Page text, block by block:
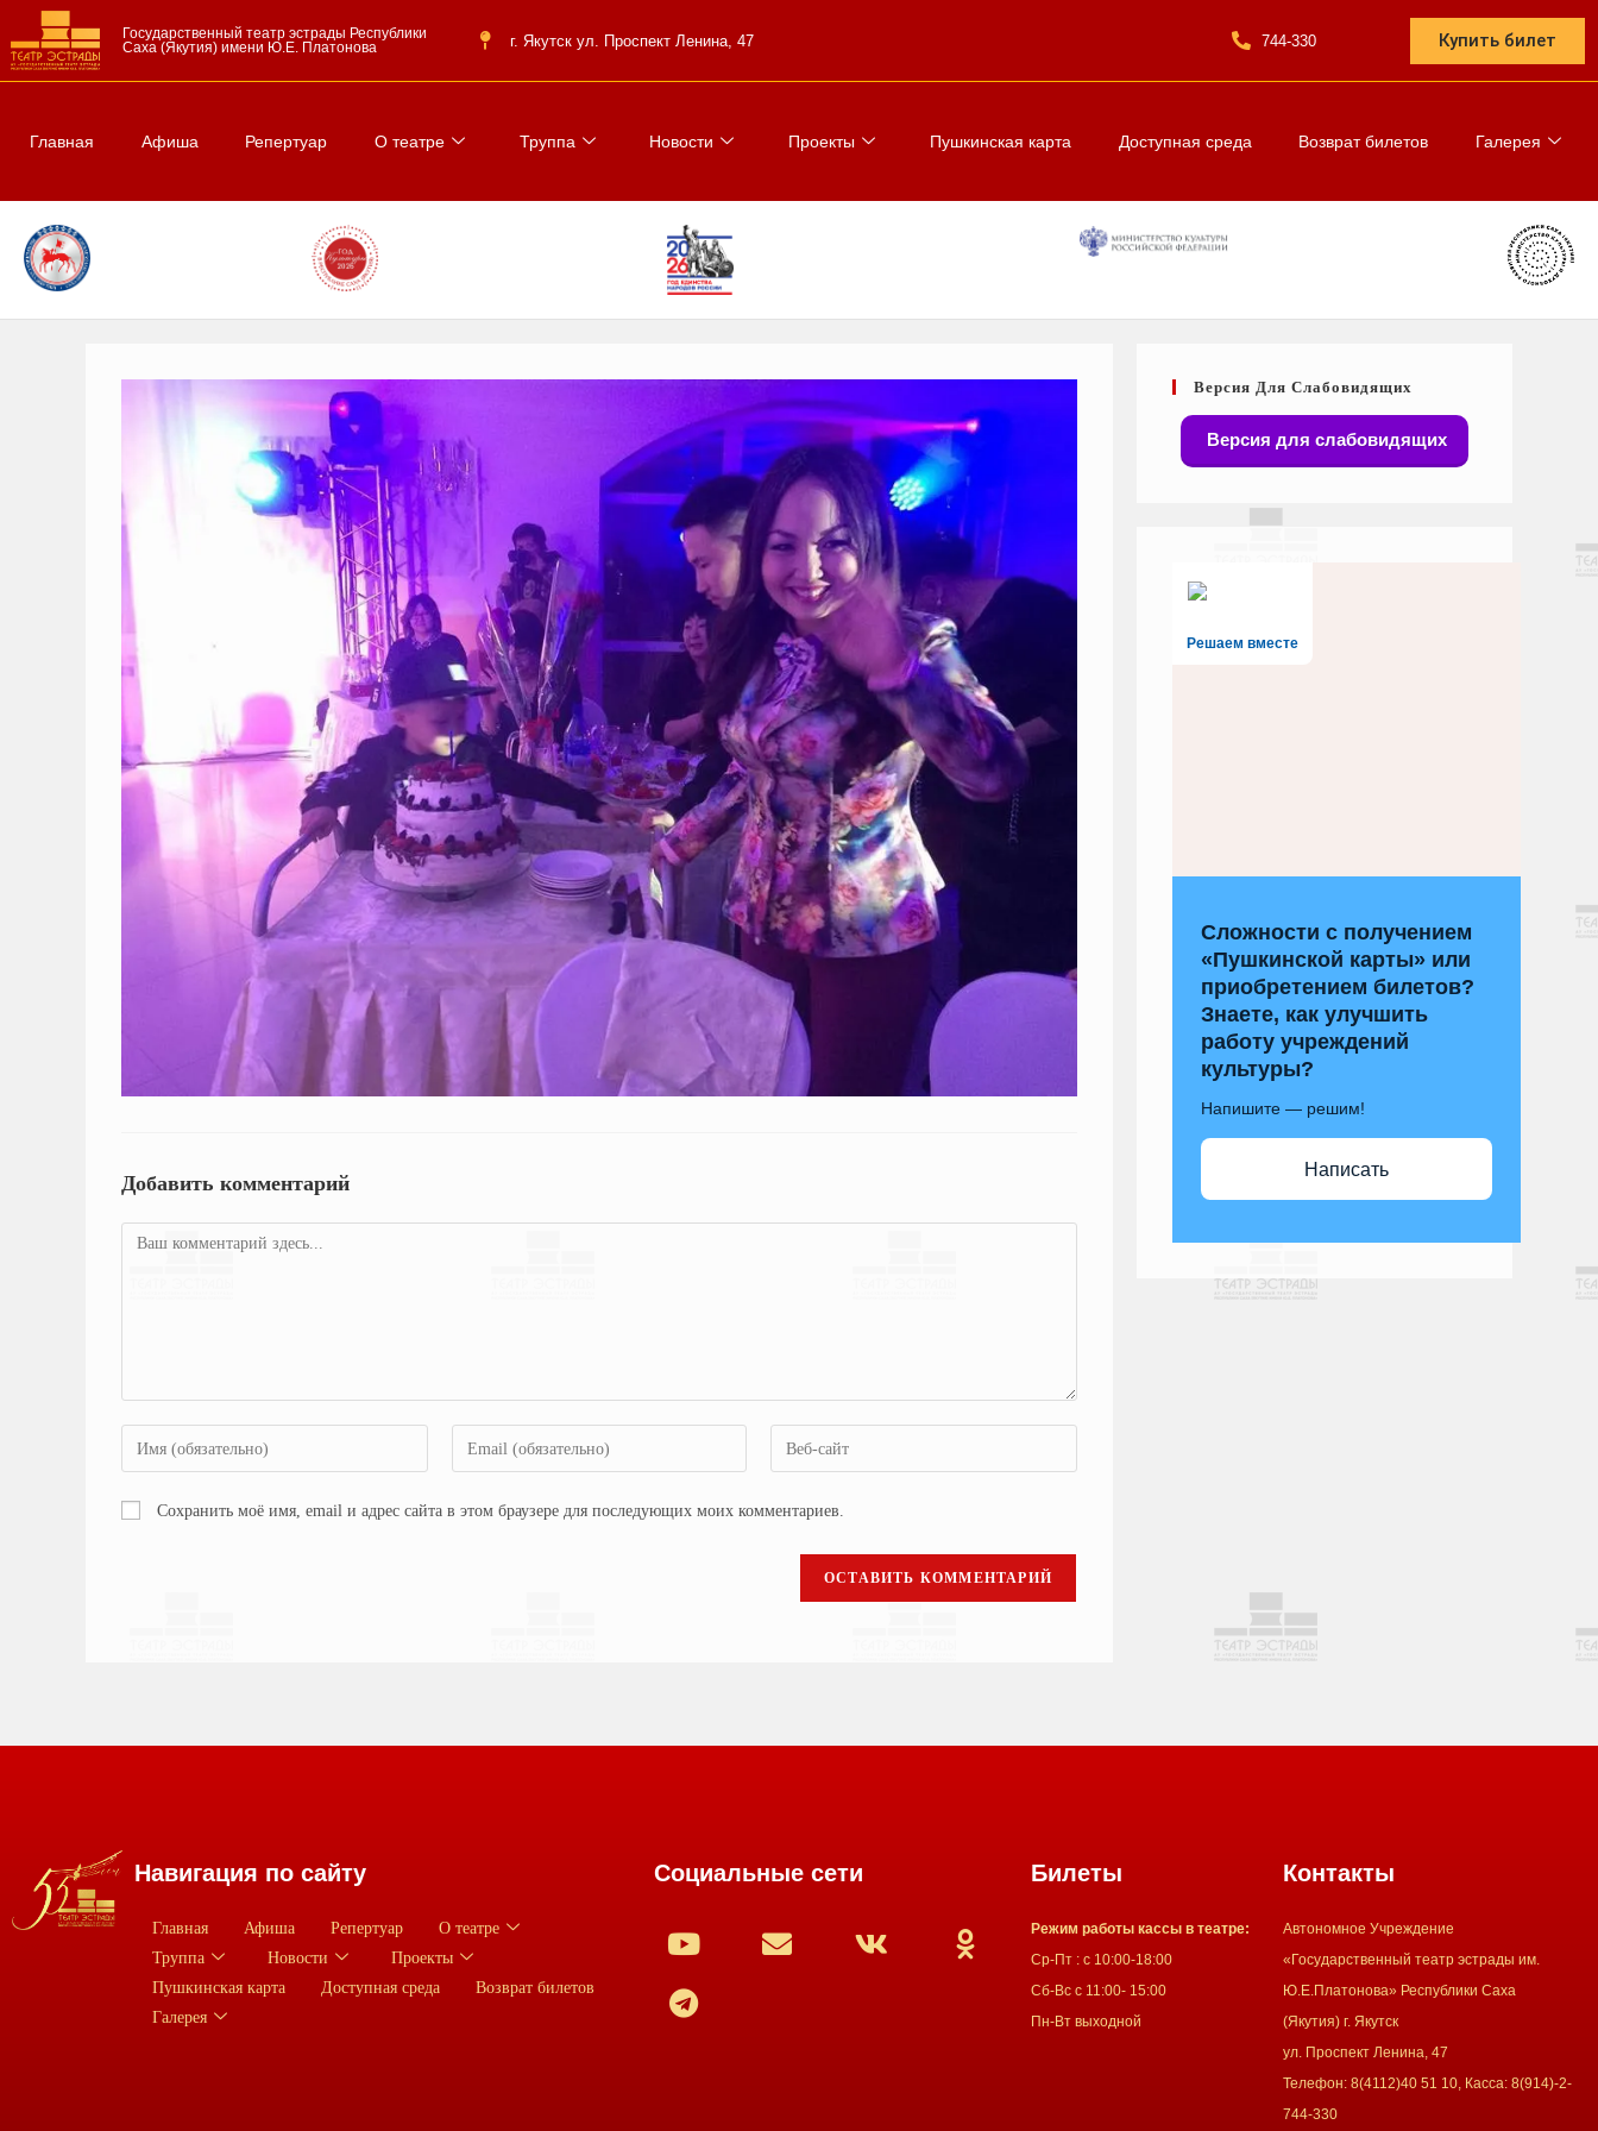
Государственный театр эстрады Республики
Саха (Якутия) имени Ю.Е. Платонова
г. Якутск ул. Проспект Ленина, 47 744-330 Купить билет
Главная Афиша Репертуар О театре Труппа Новости Проекты Пушкинская карта Доступная среда Возврат билетов Галерея
Добавить комментарий
Сохранить моё имя, email и адрес сайта в этом браузере для последующих моих комментариев.
Версия Для Слабовидящих
Версия для слабовидящих
Решаем вместе
Сложности с получением
«Пушкинской карты» или
приобретением билетов?
Знаете, как улучшить
работу учреждений
культуры?
Напишите — решим!
Написать
Навигация по сайту
Главная Афиша Репертуар
О театре
Труппа
Новости
Проекты
Пушкинская карта
Доступная среда
Возврат билетов
Галерея
Социальные сети Билеты
Режим работы кассы в театре:
Ср-Пт : с 10:00-18:00
Сб-Вс с 11:00- 15:00
Пн-Вт выходной
Контакты
Автономное Учреждение
«Государственный театр эстрады им.
Ю.Е.Платонова» Республики Саха
(Якутия) г. Якутск
ул. Проспект Ленина, 47
Телефон: 8(4112)40 51 10, Касса: 8(914)-2-
744-330